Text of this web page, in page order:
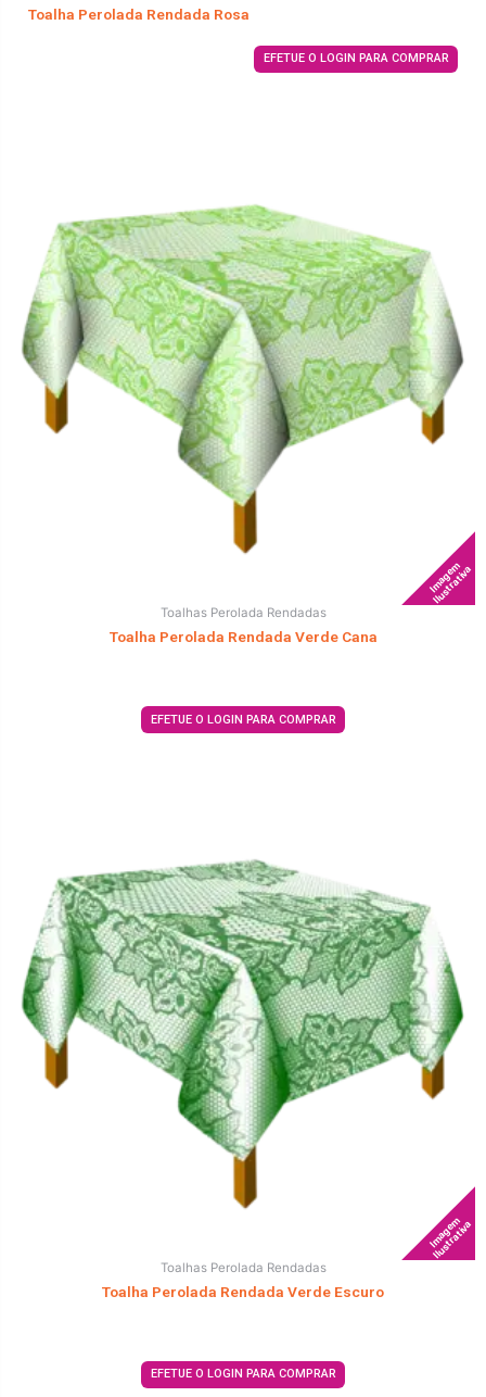
Toalha Perolada Rendada Rosa
EFETUE O LOGIN PARA COMPRAR
Imagem
Ilustrativa
Toalhas Perolada Rendadas
Toalha Perolada Rendada Verde Cana
EFETUE O LOGIN PARA COMPRAR
Imagem
Ilustrativa
Toalhas Perolada Rendadas
Toalha Perolada Rendada Verde Escuro
EFETUE O LOGIN PARA COMPRAR